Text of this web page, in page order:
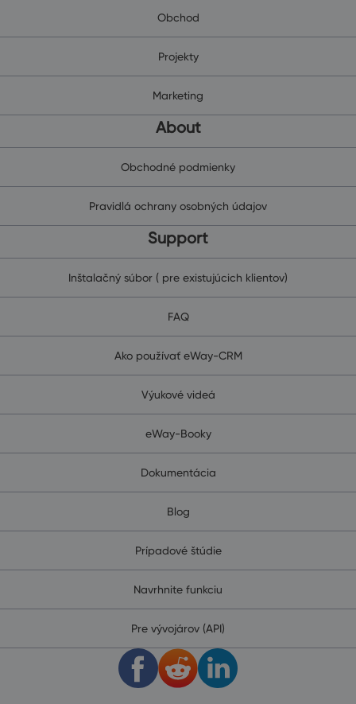
Obchod
Projekty
Marketing
About
Obchodné podmienky
Pravidlá ochrany osobných údajov
Support
Inštalačný súbor ( pre existujúcich klientov)
FAQ
Ako používať eWay-CRM
Výukové videá
eWay-Booky
Dokumentácia
Blog
Prípadové štúdie
Navrhnite funkciu
Pre vývojárov (API)